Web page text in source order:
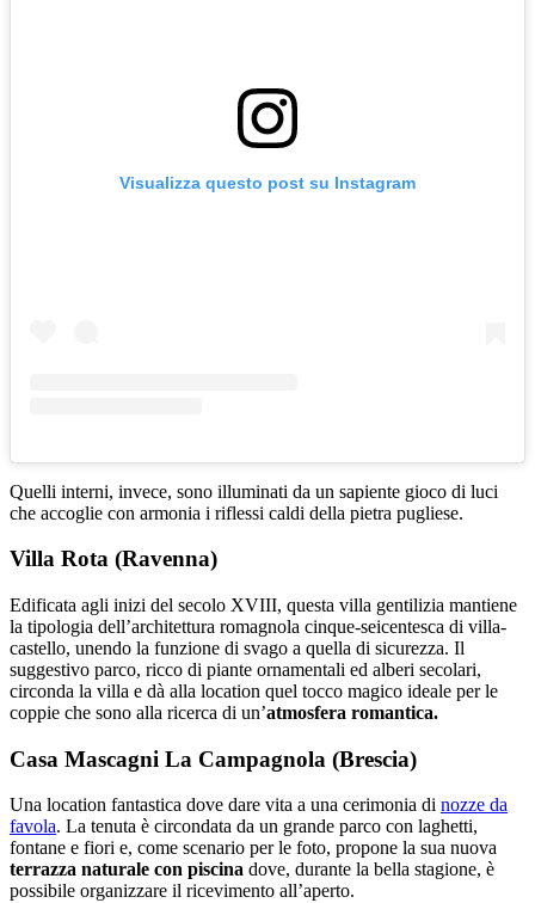
Visualizza questo post su Instagram
Quelli interni, invece, sono illuminati da un sapiente gioco di luci
che accoglie con armonia i riflessi caldi della pietra pugliese.
Villa Rota (Ravenna)
Edificata agli inizi del secolo XVIII, questa villa gentilizia mantiene
la tipologia dell’architettura romagnola cinque-seicentesca di villa-
castello, unendo la funzione di svago a quella di sicurezza. Il
suggestivo parco, ricco di piante ornamentali ed alberi secolari,
circonda la villa e dà alla location quel tocco magico ideale per le
coppie che sono alla ricerca di un’atmosfera romantica.
Casa Mascagni La Campagnola (Brescia)
Una location fantastica dove dare vita a una cerimonia di nozze da
favola. La tenuta è circondata da un grande parco con laghetti,
fontane e fiori e, come scenario per le foto, propone la sua nuova
terrazza naturale con piscina dove, durante la bella stagione, è
possibile organizzare il ricevimento all’aperto.